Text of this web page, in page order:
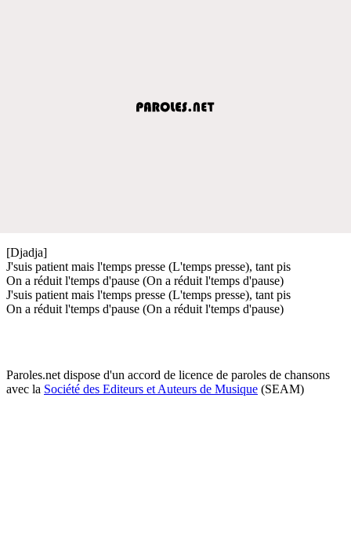
[Djadja]
J'suis patient mais l'temps presse (L'temps presse), tant pis
On a réduit l'temps d'pause (On a réduit l'temps d'pause)
J'suis patient mais l'temps presse (L'temps presse), tant pis
On a réduit l'temps d'pause (On a réduit l'temps d'pause)
Paroles.net dispose d'un accord de licence de paroles de chansons
avec la Société des Editeurs et Auteurs de Musique (SEAM)